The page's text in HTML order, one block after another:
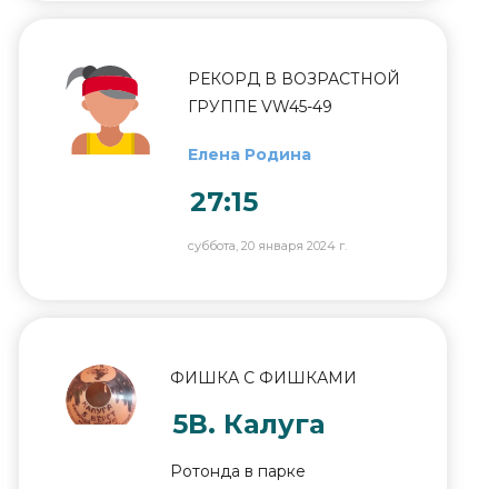
РЕКОРД В ВОЗРАСТНОЙ
ГРУППЕ VW45-49
Елена Родина
27:15
суббота, 20 января 2024 г.
ФИШКА С ФИШКАМИ
5В. Калуга
Ротонда в парке